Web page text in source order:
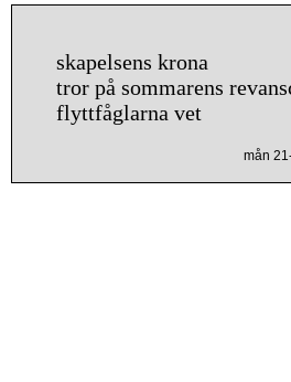
skapelsens krona
tror på sommarens
flyttfåglarna vet
mån